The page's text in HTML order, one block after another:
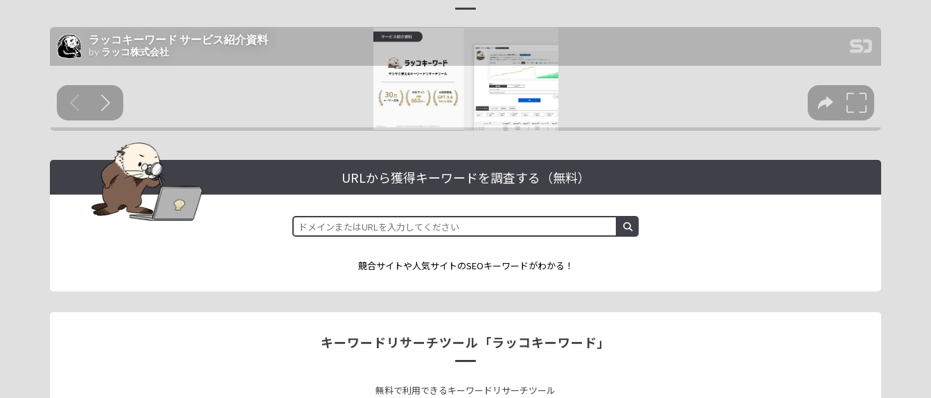
URLから獲得キーワードを調査する（無料）
競合サイトや人気サイトのSEOキーワードがわかる！
キーワードリサーチツール 「ラッコキーワード」
無料で利用できるキーワードリサーチツール